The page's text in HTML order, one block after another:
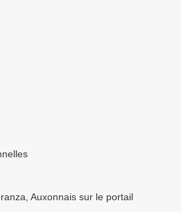
Auxonnais sur le portail